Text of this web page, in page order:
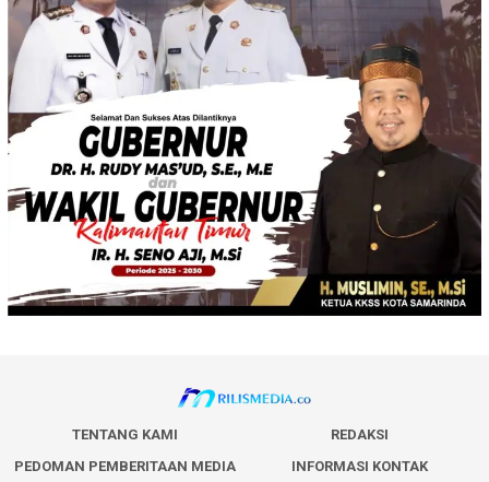
TENTANG KAMI
REDAKSI
PEDOMAN PEMBERITAAN MEDIA
INFORMASI KONTAK